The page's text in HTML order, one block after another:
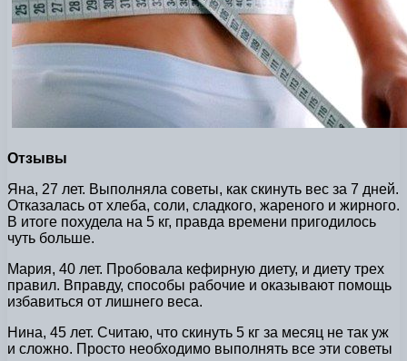
Отзывы
Яна, 27 лет. Выполняла советы, как скинуть вес за 7 дней.
Отказалась от хлеба, соли, сладкого, жареного и жирного.
В итоге похудела на 5 кг, правда времени пригодилось
чуть больше.
Мария, 40 лет. Пробовала кефирную диету, и диету трех
правил. Вправду, способы рабочие и оказывают помощь
избавиться от лишнего веса.
Нина, 45 лет. Считаю, что скинуть 5 кг за месяц не так уж
и сложно. Просто необходимо выполнять все эти советы